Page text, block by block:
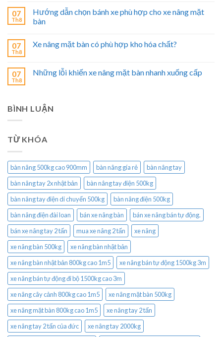
07
Th8
Hướng dẫn chọn bánh xe phù hợp cho xe nâng mặt
bàn
07
Th8
Xe nâng mặt bàn có phù hợp kho hóa chất?
07
Th8
Những lỗi khiến xe nâng mặt bàn nhanh xuống cấp
BÌNH LUẬN
TỪ KHÓA
bàn nâng 500kg cao 900mm bàn nâng gía rẻ
bàn nâng tay
bàn nâng tay 2x nhật bản
bàn nâng tay điện 500kg
bàn nâng tay điện di chuyển 500kg
bàn nâng điện 500kg
bàn nâng điện đài loan
bán xe nâng bàn
bán xe nâng bán tự động.
bán xe nâng tay 2 tấn
mua xe nâng 2 tấn
xe nâng
xe nâng bàn 500kg
xe nâng bàn nhật bản
xe nâng bàn nhật bản 800kg cao 1m5
xe nâng bán tự động 1500kg 3m
xe nâng bán tự động đi bộ 1500kg cao 3m
xe nâng cây cảnh 800kg cao 1m5
xe nâng mặt bàn 500kg
xe nâng mặt bàn 800kg cao 1m5
xe nâng tay 2 tấn
xe nâng tay 2 tấn của đức
xe nâng tay 2000kg